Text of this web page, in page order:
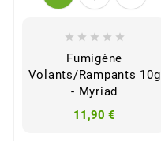
    
Fumigène
Volants/rampants 10g
- Myriad
11,90 €